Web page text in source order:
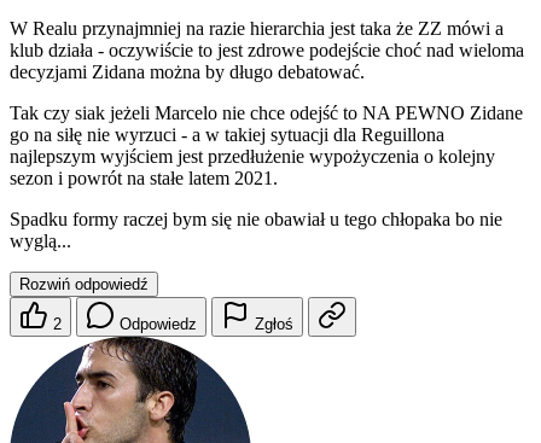
W Realu przynajmniej na razie hierarchia jest taka że ZZ mówi a
klub działa - oczywiście to jest zdrowe podejście choć nad wieloma
decyzjami Zidana można by długo debatować.
Tak czy siak jeżeli Marcelo nie chce odejść to NA PEWNO Zidane
go na siłę nie wyrzuci - a w takiej sytuacji dla Reguillona
najlepszym wyjściem jest przedłużenie wypożyczenia o kolejny
sezon i powrót na stałe latem 2021.
Spadku formy raczej bym się nie obawiał u tego chłopaka bo nie
wyglą...
Rozwiń odpowiedź
2 Odpowiedz Zgłoś